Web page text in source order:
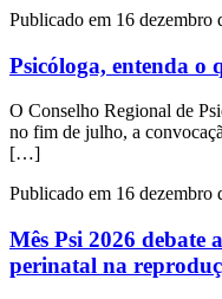
Publicado em 16 dezembro
Psicóloga, entenda o
O Conselho Regional de
no fim de julho, a
[…]
Publicado em 16 dezembro
Mês Psi 2026 debate
perinatal na